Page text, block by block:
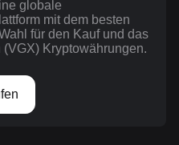
globale
mit dem besten
für den Kauf und das
Kryptowährungen.